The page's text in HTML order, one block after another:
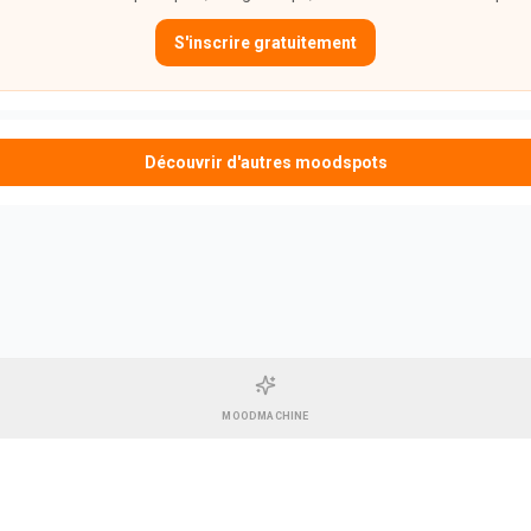
MOODMACHINE
S'inscrire gratuitement
Découvrir d'autres moodspots